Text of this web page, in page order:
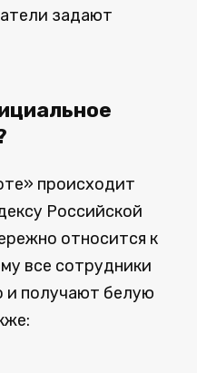
задают
происходит
Российской
относится к
все сотрудники
получают белую